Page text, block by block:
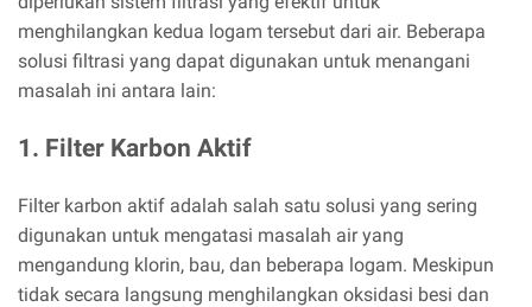
menghilangkan kedua logam tersebut dari air. Beberapa
solusi filtrasi yang dapat digunakan untuk menangani
masalah ini antara lain:
1. Filter Karbon Aktif
Filter karbon aktif adalah salah satu solusi yang sering
digunakan untuk mengatasi masalah air yang
mengandung klorin, bau, dan beberapa logam. Meskipun
tidak secara langsung menghilangkan oksidasi besi dan